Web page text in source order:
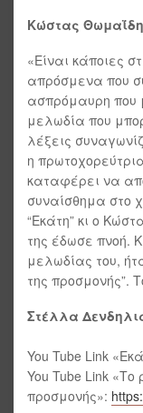
Κώστας
«Είναι κάποιες
απρόσμενα που
ασπρόμαυρη που
μελωδία που
λέξεις
η
καταφέρει να
συναίσθημα στο
“Εκάτη” κι ο
της έδωσε πνοή.
μελωδίας του,
της προσμονής”.
Στέλλα
You Tube Link
You Tube Link
προσμονής»: